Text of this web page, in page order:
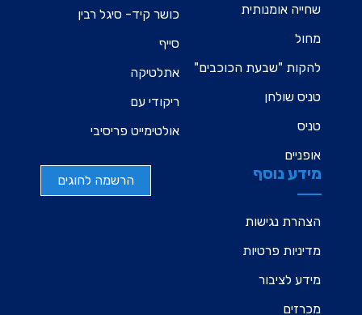
שחייה אומנותית
מחול
להקות "שבעת הכוכבים"
טניס שולחן
טניס
אופניים
כושר קיד- סיגל רבין
סייף
אתלטיקה
ריקודי עם
אולטימייט פריסיבי
מידע נוסף
הצהרת נגישות
מדיניות פרטיות
מידע לציבור
מכרזים
הרשמה לחוגים